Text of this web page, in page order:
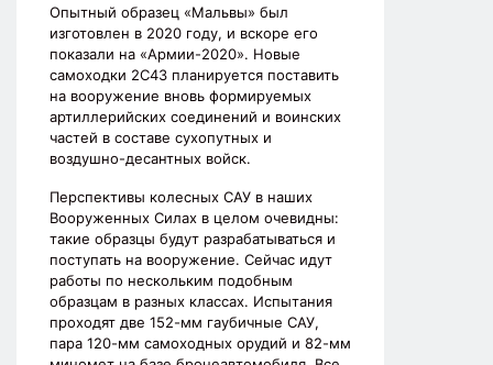
Опытный образец «Мальвы» был
изготовлен в 2020 году, и вскоре его
показали на «Армии-2020». Новые
самоходки 2С43 планируется поставить
на вооружение вновь формируемых
артиллерийских соединений и воинских
частей в составе сухопутных и
воздушно-десантных войск.
Перспективы колесных САУ в наших
Вооруженных Силах в целом очевидны:
такие образцы будут разрабатываться и
поступать на вооружение. Сейчас идут
работы по нескольким подобным
образцам в разных классах. Испытания
проходят две 152-мм гаубичные САУ,
пара 120-мм самоходных орудий и 82-мм